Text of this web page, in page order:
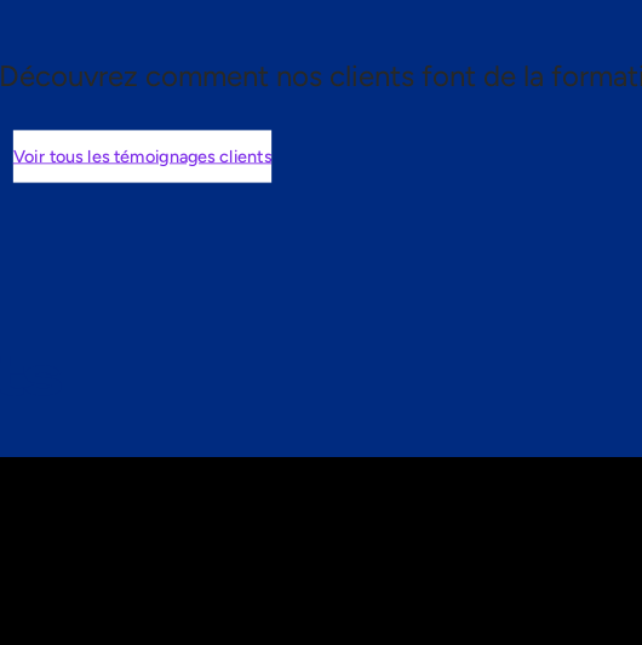
Découvrez comment nos clients font de la
Voir tous les témoignages clients